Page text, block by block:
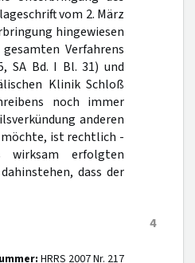
vom 2. März
hingewiesen
Verfahrens
SA Bd. I Bl. 31) und
Klinik Schloß
noch immer
anderen
möchte, ist rechtlich -
erfolgten
dass der
4
HRRS 2007 Nr. 217